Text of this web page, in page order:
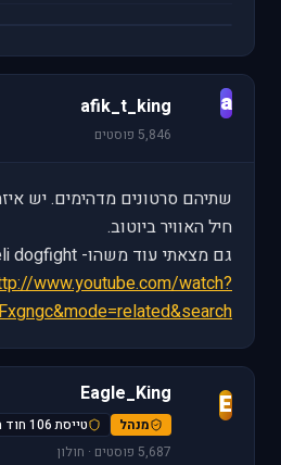
a
afik_t_king
5,846 פוסטים
שתיהם סרטונים מדהימים. יש
חיל האוויר ביוטוב.
גם מצאתי עוד משהו- Israeli dogfight
www.youtube.com/watch?
E
Eagle_King
מנהל
טייסת 106 חוד החנית
5,687 פוסטים · חולון